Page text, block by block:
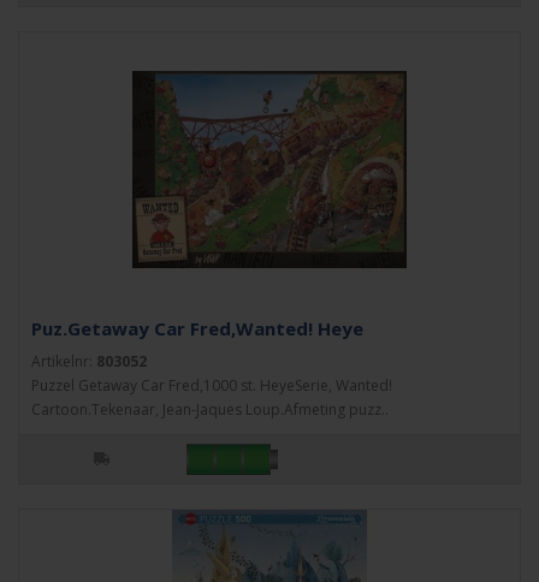
Puz.Getaway Car Fred,Wanted! Heye
Artikelnr: 803052
Puzzel Getaway Car Fred,1000 st. HeyeSerie, Wanted!
Cartoon.Tekenaar, Jean-Jaques Loup.Afmeting puzz..